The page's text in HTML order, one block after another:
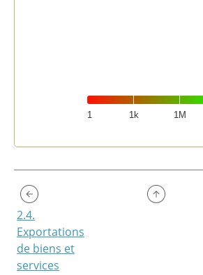
1 1k 1M
2.4.
Exportations
de biens et
services